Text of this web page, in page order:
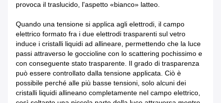
provoca il traslucido, l'aspetto «bianco» latteo.
Quando una tensione si applica agli elettrodi, il campo
elettrico formato fra i due elettrodi trasparenti sul vetro
induce i cristalli liquidi ad allineare, permettendo che la luce
passi attraverso le goccioline con lo scattering pochissimo e
con conseguente stato trasparente. Il grado di trasparenza
può essere controllato dalla tensione applicata. Ciò è
possibile perché alle più basse tensioni, solo alcuni dei
cristalli liquidi allineano completamente nel campo elettrico,